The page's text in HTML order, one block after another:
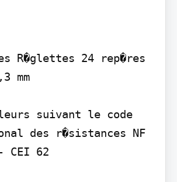
R�glettes 24 rep�res
mm
suivant le code
des r�sistances NF
CEI 62